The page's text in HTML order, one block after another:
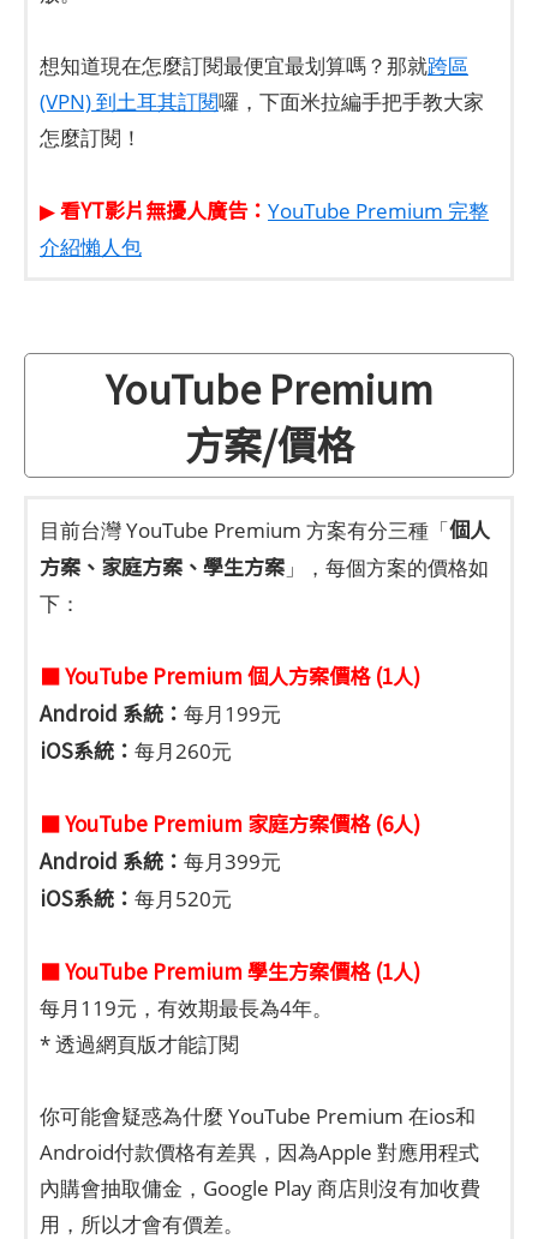
想知道現在怎麼訂閱最便宜最划算嗎？那就跨區
(VPN) 到土耳其訂閱囉，下面米拉編手把手教大家
怎麼訂閱！
▶看YT影片無擾人廣告： YouTube Premium 完整
介紹懶人包
YouTube Premium
方案/價格
目前台灣 YouTube Premium 方案有分三種「個人
方案、家庭方案、學生方案 」，每個方案的價格如
下：
■ YouTube Premium 個人方案價格 (1人)
Android 系統： 每月199元
iOS系統： 每月260元
■ YouTube Premium 家庭方案價格 (6人)
Android 系統： 每月399元
iOS系統： 每月520元
■ YouTube Premium 學生方案價格 (1人)
每月119元，有效期最長為4年。
* 透過網頁版才能訂閱
你可能會疑惑為什麼 YouTube Premium 在ios和
Android付款價格有差異，因為Apple 對應用程式
內購會抽取傭金，Google Play 商店則沒有加收費
用，所以才會有價差。